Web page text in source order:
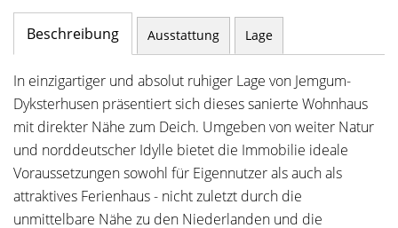
Beschreibung Ausstattung Lage
In einzigartiger und absolut ruhiger Lage von Jemgum-
Dyksterhusen präsentiert sich dieses sanierte Wohnhaus
mit direkter Nähe zum Deich. Umgeben von weiter Natur
und norddeutscher Idylle bietet die Immobilie ideale
Voraussetzungen sowohl für Eigennutzer als auch als
attraktives Ferienhaus - nicht zuletzt durch die
unmittelbare Nähe zu den Niederlanden und die